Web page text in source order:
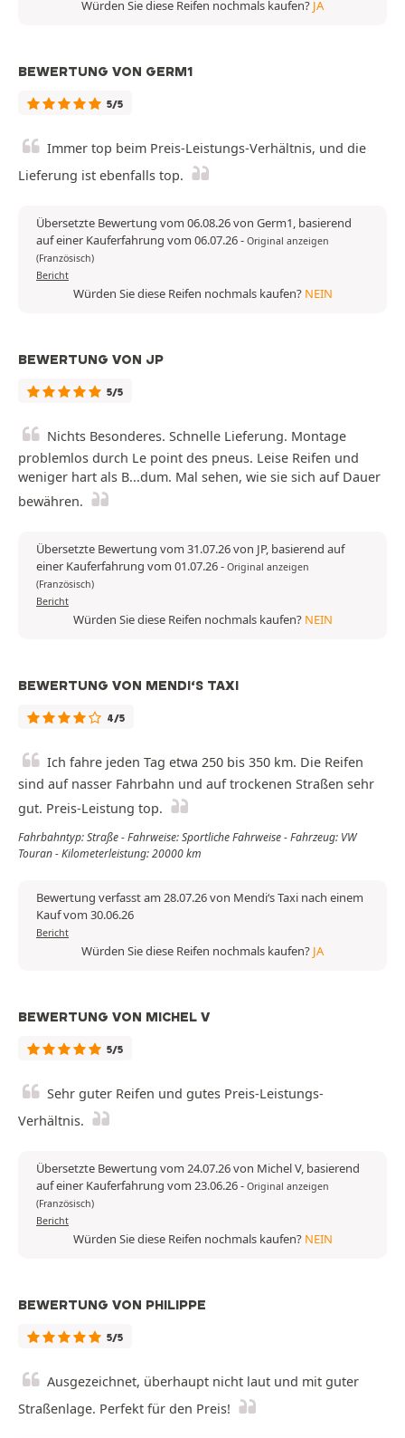
Würden Sie diese Reifen nochmals kaufen? JA
BEWERTUNG VON GERM1
5/5
Immer top beim Preis-Leistungs-Verhältnis, und die
Lieferung ist ebenfalls top.
Übersetzte Bewertung vom 06.08.26 von Germ1, basierend
auf einer Kauferfahrung vom 06.07.26- Original anzeigen
(Französisch)
Bericht
Würden Sie diese Reifen nochmals kaufen? NEIN
BEWERTUNG VON JP
5/5
Nichts Besonderes. Schnelle Lieferung. Montage
problemlos durch Le point des pneus. Leise Reifen und
weniger hart als B...dum. Mal sehen, wie sie sich auf Dauer
bewähren.
Übersetzte Bewertung vom 31.07.26 von JP, basierend auf
einer Kauferfahrung vom 01.07.26- Original anzeigen
(Französisch)
Bericht
Würden Sie diese Reifen nochmals kaufen? NEIN
BEWERTUNG VON MENDI‘S TAXI
4/5
Ich fahre jeden Tag etwa 250 bis 350 km. Die Reifen
sind auf nasser Fahrbahn und auf trockenen Straßen sehr
gut. Preis-Leistung top.
Fahrbahntyp: Straße - Fahrweise: Sportliche Fahrweise - Fahrzeug: VW
Touran - Kilometerleistung: 20000 km
Bewertung verfasst am 28.07.26 von Mendi‘s Taxi nach einem
Kauf vom 30.06.26
Bericht
Würden Sie diese Reifen nochmals kaufen? JA
BEWERTUNG VON MICHEL V
5/5
Sehr guter Reifen und gutes Preis-Leistungs-
Verhältnis.
Übersetzte Bewertung vom 24.07.26 von Michel V, basierend
auf einer Kauferfahrung vom 23.06.26- Original anzeigen
(Französisch)
Bericht
Würden Sie diese Reifen nochmals kaufen? NEIN
BEWERTUNG VON PHILIPPE
5/5
Ausgezeichnet, überhaupt nicht laut und mit guter
Straßenlage. Perfekt für den Preis!